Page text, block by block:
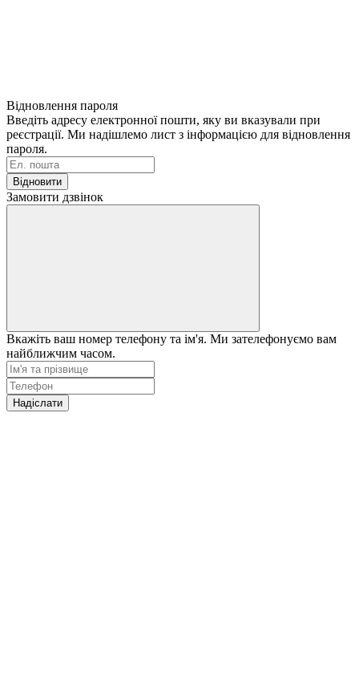
Відновлення пароля
Введіть адресу електронної пошти, яку ви вказували при
реєстрації. Ми надішлемо лист з інформацією для відновлення
пароля.
Відновити
Замовити дзвінок
Вкажіть ваш номер телефону та ім'я. Ми зателефонуємо вам
найближчим часом.
Надіслати